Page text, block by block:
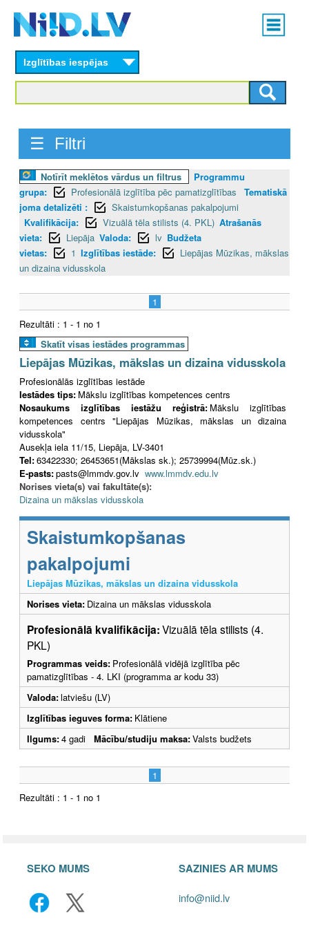
content
Main
menu
Izglītības iespējas
☰ Filtri
Notīrīt meklētos vārdus un filtrus
Programmu
grupa:
Profesionālā izglītība pēc pamatizglītības
Tematiskā
joma detalizēti :
Skaistumkopšanas pakalpojumi
Kvalifikācija:
Vizuālā tēla stilists (4. PKL) Atrašanās
vieta:
Liepāja Valoda: lv Budžeta
vietas:
1 Izglītības iestāde:
Liepājas Mūzikas, mākslas
un dizaina vidusskola
1
Rezultāti : 1 - 1 no 1
Skatīt visas iestādes programmas
Liepājas Mūzikas, mākslas un dizaina vidusskola
Profesionālās izglītības iestāde
Iestādes tips: Mākslu izglītības kompetences centrs
Nosaukums izglītības iestāžu reģistrā: Mākslu izglītības
kompetences centrs "Liepājas Mūzikas, mākslas un dizaina
vidusskola"
Ausekļa iela 11/15, Liepāja, LV-3401
Tel:63422330; 26453651(Mākslas sk.); 25739994(Mūz.sk.)
E-pasts:pasts@lmmdv.gov.lv www.lmmdv.edu.lv
Norises vieta(s) vai fakultāte(s):
Dizaina un mākslas vidusskola
Skaistumkopšanas
pakalpojumi
Liepājas Mūzikas, mākslas un dizaina vidusskola
Norises vieta: Dizaina un mākslas vidusskola
Profesionālā kvalifikācija:Vizuālā tēla stilists (4.
PKL)
Programmas veids: Profesionālā vidējā izglītība pēc
pamatizglītības - 4. LKI (programma ar kodu 33)
Valoda:latviešu (LV)
Izglītības ieguves forma: Klātiene
Ilgums:4 gadi Mācību/studiju maksa:Valsts budžets
1
Rezultāti : 1 - 1 no 1
SEKO MUMS SAZINIES AR MUMS
info@niid.lv